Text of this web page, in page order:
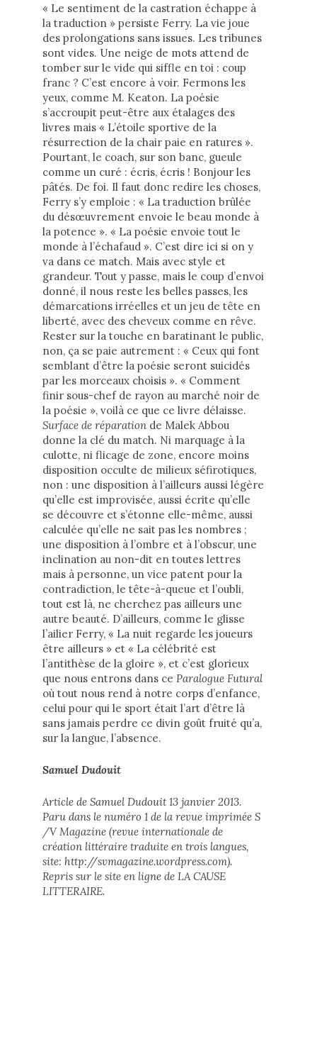
« Le sentiment de la castration échappe à
la traduction » persiste Ferry. La vie joue
des prolongations sans issues. Les tribunes
sont vides. Une neige de mots attend de
tomber sur le vide qui siffle en toi : coup
franc ? C’est encore à voir. Fermons les
yeux, comme M. Keaton. La poésie
s’accroupit peut-être aux étalages des
livres mais « L’étoile sportive de la
résurrection de la chair paie en ratures ».
Pourtant, le coach, sur son banc, gueule
comme un curé : écris, écris ! Bonjour les
pâtés. De foi. Il faut donc redire les choses,
Ferry s’y emploie : « La traduction brûlée
du désœuvrement envoie le beau monde à
la potence ». « La poésie envoie tout le
monde à l’échafaud ». C’est dire ici si on y
va dans ce match. Mais avec style et
grandeur. Tout y passe, mais le coup d’envoi
donné, il nous reste les belles passes, les
démarcations irréelles et un jeu de tête en
liberté, avec des cheveux comme en rêve.
Rester sur la touche en baratinant le public,
non, ça se paie autrement : « Ceux qui font
semblant d’être la poésie seront suicidés
par les morceaux choisis ». « Comment
finir sous-chef de rayon au marché noir de
la poésie », voilà ce que ce livre délaisse.
Surface de réparation de Malek Abbou
donne la clé du match. Ni marquage à la
culotte, ni flicage de zone, encore moins
disposition occulte de milieux séfirotiques,
non : une disposition à l’ailleurs aussi légère
qu’elle est improvisée, aussi écrite qu’elle
se découvre et s’étonne elle-même, aussi
calculée qu’elle ne sait pas les nombres ;
une disposition à l’ombre et à l’obscur, une
inclination au non-dit en toutes lettres
mais à personne, un vice patent pour la
contradiction, le tête-à-queue et l’oubli,
tout est là, ne cherchez pas ailleurs une
autre beauté. D’ailleurs, comme le glisse
l’ailier Ferry, « La nuit regarde les joueurs
être ailleurs » et « La célébrité est
l’antithèse de la gloire », et c’est glorieux
que nous entrons dans ce Paralogue Futural
où tout nous rend à notre corps d’enfance,
celui pour qui le sport était l’art d’être là
sans jamais perdre ce divin goût fruité qu’a,
sur la langue, l’absence.
Samuel Dudouit
Article de Samuel Dudouit 13 janvier 2013.
Paru dans le numéro 1 de la revue imprimée S
/V Magazine (revue internationale de
création littéraire traduite en trois langues,
site: http://svmagazine.wordpress.com).
Repris sur le site en ligne de LA CAUSE
LITTERAIRE.